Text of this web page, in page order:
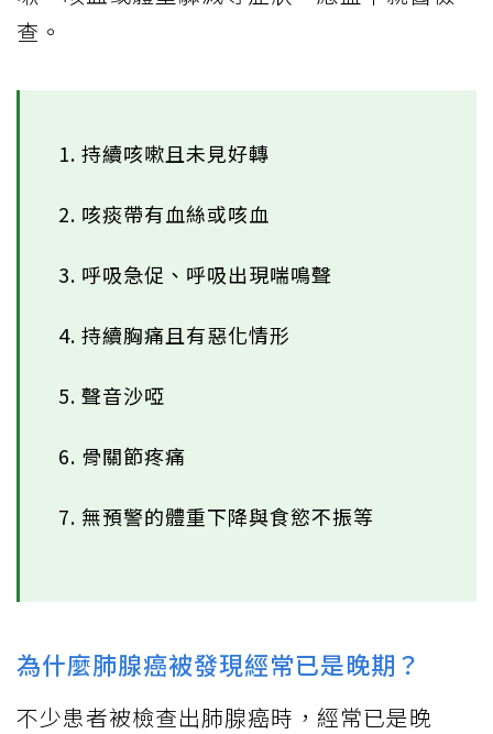
查。
1. 持續咳嗽且未見好轉
2. 咳痰帶有血絲或咳血
3. 呼吸急促、呼吸出現喘鳴聲
4. 持續胸痛且有惡化情形
5. 聲音沙啞
6. 骨關節疼痛
7. 無預警的體重下降與食慾不振等
為什麼肺腺癌被發現經常已是晚期？
不少患者被檢查出肺腺癌時，經常已是晚